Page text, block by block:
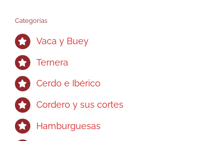
Categorías
Vaca y Buey
Ternera
Cerdo e Ibérico
Cordero y sus cortes
Hamburguesas